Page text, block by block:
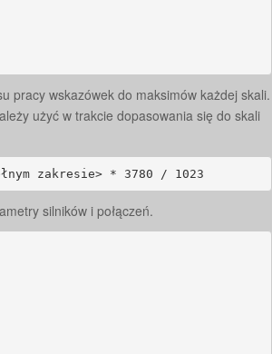
pracy wskazówek do maksimów każdej skali.
użyć w trakcie dopasowania się do skali
zakresie> * 3780 / 1023
silników i połączeń.